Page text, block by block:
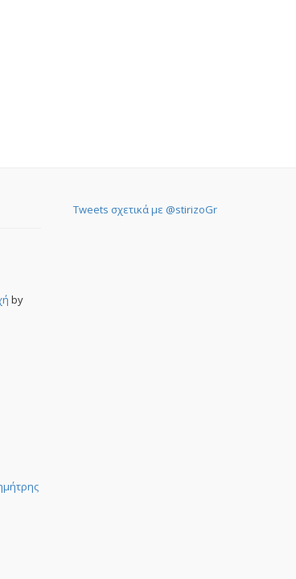
by
Tweets σχετικά με @stirizoGr